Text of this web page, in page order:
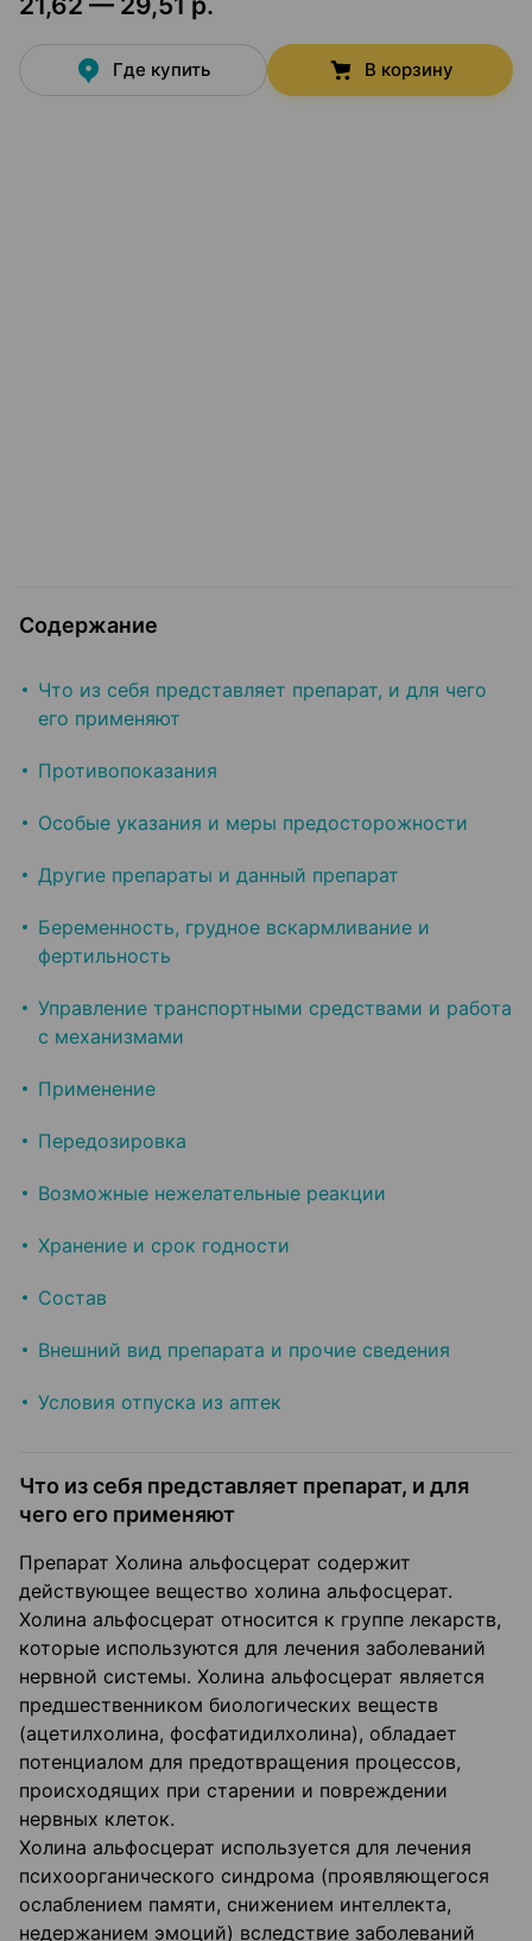
Где купить В корзину
Содержание
Что из себя представляет препарат, и для чего
его применяют
Противопоказания
Особые указания и меры предосторожности
Другие препараты и данный препарат
Беременность, грудное вскармливание и
фертильность
Управление транспортными средствами и работа
с механизмами
Применение
Передозировка
Возможные нежелательные реакции
Хранение и срок годности
Состав
Внешний вид препарата и прочие сведения
Условия отпуска из аптек
Что из себя представляет препарат, и для
чего его применяют
Препарат Холина альфосцерат содержит
действующее вещество холина альфосцерат.
Холина альфосцерат относится к группе лекарств,
которые используются для лечения заболеваний
нервной системы. Холина альфосцерат является
предшественником биологических веществ
(ацетилхолина, фосфатидилхолина), обладает
потенциалом для предотвращения процессов,
происходящих при старении и повреждении
нервных клеток.
Холина альфосцерат используется для лечения
психоорганического синдрома (проявляющегося
ослаблением памяти, снижением интеллекта,
недержанием эмоций) вследствие заболеваний